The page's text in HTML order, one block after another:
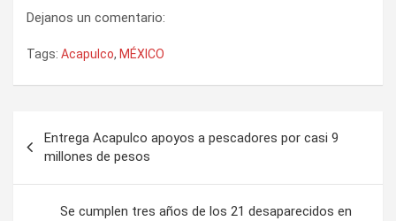
Dejanos un comentario:
Tags: Acapulco, MÉXICO
de
entradas
Entrega Acapulco apoyos a pescadores por casi 9
millones de pesos
Se cumplen tres años de los 21 desaparecidos en